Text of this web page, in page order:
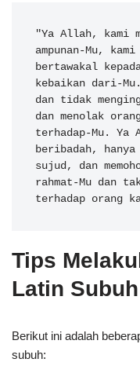
"Ya Allah, kami
ampunan-Mu,
bertawakal
kebaikan dari-
dan tidak
dan menolak
terhadap-Mu. Ya
beribadah, hanya
sujud, dan
rahmat-Mu dan
terhadap orang
Tips
Latin Subuh
Berikut ini adalah
subuh: